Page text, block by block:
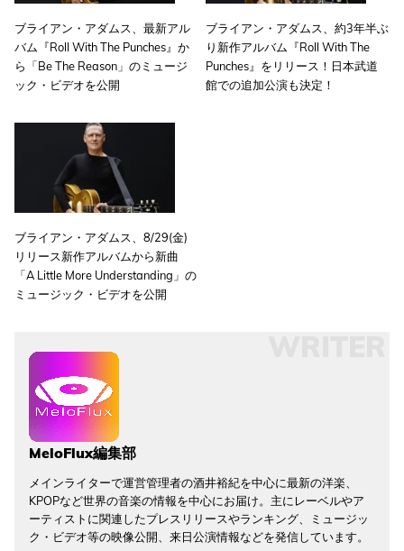
ブライアン・アダムス、最新アル
バム『Roll With The Punches』か
ら「Be The Reason」のミュージ
ック・ビデオを公開
ブライアン・アダムス、約3年半ぶ
り新作アルバム『Roll With The
Punches』をリリース！日本武道
館での追加公演も決定！
ブライアン・アダムス、8/29(金)
リリース新作アルバムから新曲
「A Little More Understanding」の
ミュージック・ビデオを公開
MeloFlux編集部
メインライターで運営管理者の酒井裕紀を中心に最新の洋楽、
KPOPなど世界の音楽の情報を中心にお届け。主にレーベルやア
ーティストに関連したプレスリリースやランキング、ミュージッ
ク・ビデオ等の映像公開、来日公演情報などを発信しています。